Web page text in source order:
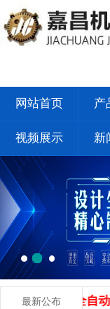
网站首页 产
视频展示 新
最新公布
业设计定做全自动